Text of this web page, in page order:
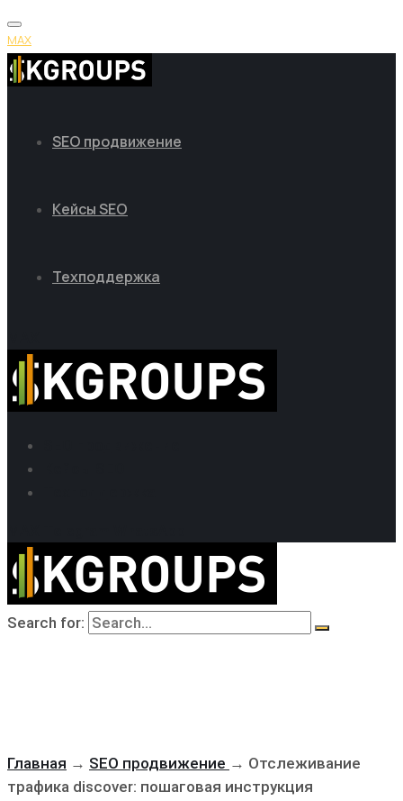
MAX
SEO продвижение
Кейсы SEO
Техподдержка
Search for:
Главная → SEO продвижение → Отслеживание
трафика discover: пошаговая инструкция